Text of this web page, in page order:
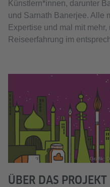
Künstlern*innen, darunter
und Sarnath Banerjee. Alle
Expertise und mal mit
Reiseerfahrung im
Grafik:
ÜBER DAS PROJEKT